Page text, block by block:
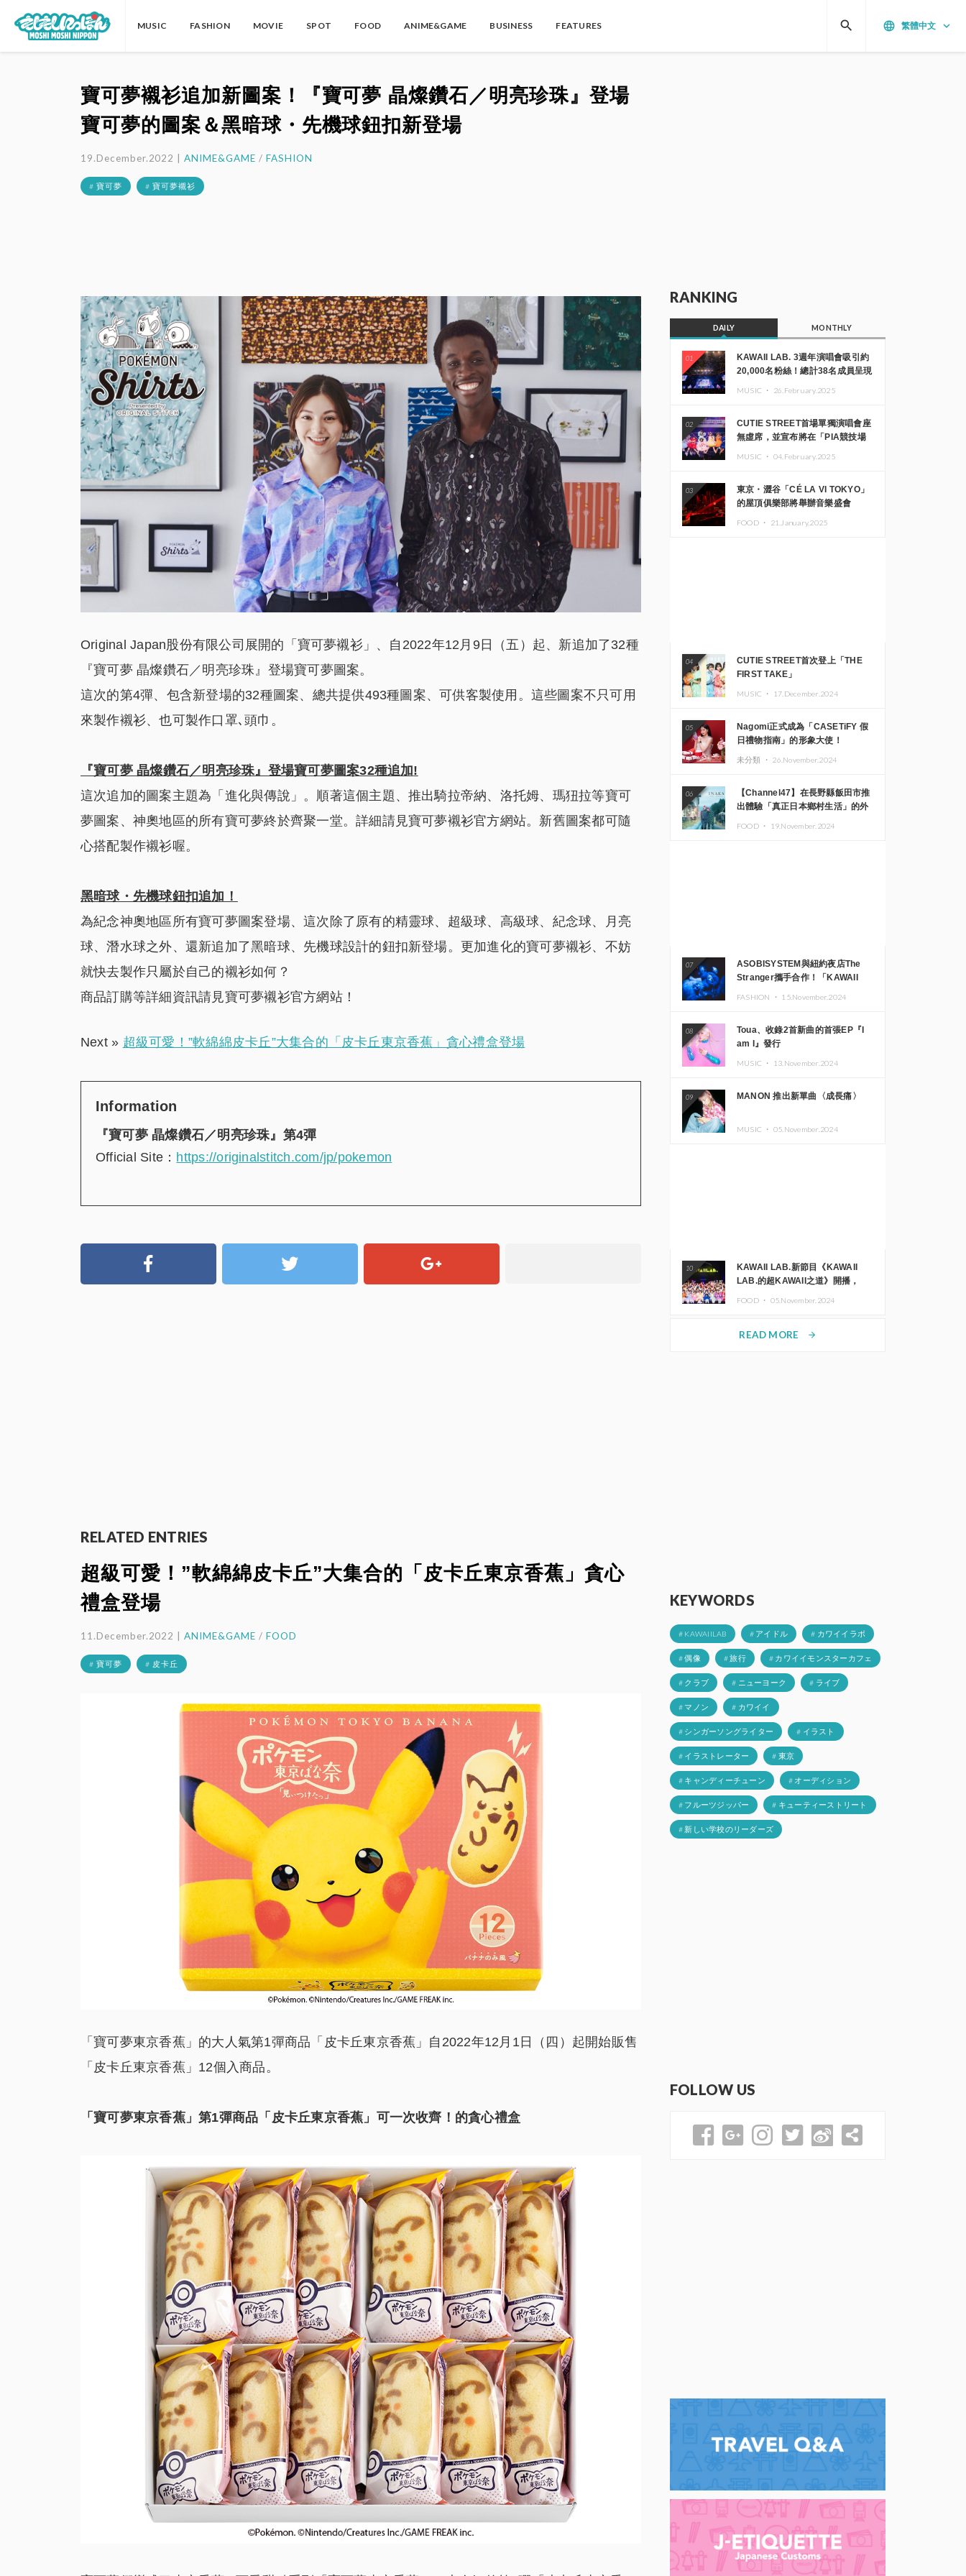
MUSIC FASHION MOVIE SPOT FOOD ANIME&GAME BUSINESS FEATURES language 繁體中文 keyboard_arrow_down
search
寶可夢襯衫追加新圖案！『寶可夢 晶燦鑽石／明亮珍珠』登場
寶可夢的圖案＆黑暗球・先機球鈕扣新登場
19.December.2022 |ANIME&GAME / FASHION
# 寶可夢 # 寶可夢襯衫
Original Japan股份有限公司展開的「寶可夢襯衫」、自2022年12月9日（五）起、新追加了32種
『寶可夢 晶燦鑽石／明亮珍珠』登場寶可夢圖案。
這次的第4彈、包含新登場的32種圖案、總共提供493種圖案、可供客製使用。這些圖案不只可用
來製作襯衫、也可製作口罩､頭巾。
『寶可夢 晶燦鑽石／明亮珍珠』登場寶可夢圖案32種追加!
這次追加的圖案主題為「進化與傳說」。順著這個主題、推出騎拉帝納、洛托姆、瑪狃拉等寶可
夢圖案、神奧地區的所有寶可夢終於齊聚一堂。詳細請見寶可夢襯衫官方網站。新舊圖案都可隨
心搭配製作襯衫喔。
黑暗球・先機球鈕扣追加！
為紀念神奧地區所有寶可夢圖案登場、這次除了原有的精靈球、超級球、高級球、紀念球、月亮
球、潛水球之外、還新追加了黑暗球、先機球設計的鈕扣新登場。更加進化的寶可夢襯衫、不妨
就快去製作只屬於自己的襯衫如何？
商品訂購等詳細資訊請見寶可夢襯衫官方網站！
Next » 超級可愛！”軟綿綿皮卡丘”大集合的「皮卡丘東京香蕉」貪心禮盒登場
Information
『寶可夢 晶燦鑽石／明亮珍珠』第4彈
Official Site： https://originalstitch.com/jp/pokemon
RELATED ENTRIES
超級可愛！”軟綿綿皮卡丘”大集合的「皮卡丘東京香蕉」貪心
禮盒登場
11.December.2022 |ANIME&GAME / FOOD
# 寶可夢 # 皮卡丘
「寶可夢東京香蕉」的大人氣第1彈商品「皮卡丘東京香蕉」自2022年12月1日（四）起開始販售
「皮卡丘東京香蕉」12個入商品。
「寶可夢東京香蕉」第1彈商品「皮卡丘東京香蕉」可一次收齊！的貪心禮盒
RANKING
DAILY MONTHLY
01
KAWAII LAB. 3週年演唱會吸引約
20,000名粉絲！總計38名成員呈現
MUSIC ・ 26.February.2025
02
CUTIE STREET首場單獨演唱會座
無虛席，並宣布將在「PIA競技場
MUSIC ・ 04.February.2025
03
東京・澀谷「CÉ LA VI TOKYO」
的屋頂俱樂部將舉辦音樂盛會
FOOD ・ 21.January.2025
04
CUTIE STREET首次登上「THE
FIRST TAKE」
MUSIC ・ 17.December.2024
05
Nagomi正式成為「CASETiFY 假
日禮物指南」的形象大使！
未分類 ・ 26.November.2024
06
【Channel47】在長野縣飯田市推
出體驗「真正日本鄉村生活」的外
FOOD ・ 19.November.2024
07
ASOBISYSTEM與紐約夜店The
Stranger攜手合作！「KAWAII
FASHION ・ 15.November.2024
08
Toua、收錄2首新曲的首張EP『I
am I』發行
MUSIC ・ 13.November.2024
09 MANON 推出新單曲〈成長痛〉
MUSIC ・ 05.November.2024
10
KAWAII LAB.新節目《KAWAII
LAB.的超KAWAII之道》開播，
FOOD ・ 05.November.2024
READ MORE arrow_forward
KEYWORDS
# KAWAIILAB # アイドル # カワイイラボ
# 偶像 # 旅行 # カワイイモンスターカフェ
# クラブ # ニューヨーク # ライブ
# マノン # カワイイ
# シンガーソングライター # イラスト
# イラストレーター # 東京
# キャンディーチューン # オーディション
# フルーツジッパー # キューティーストリート
# 新しい学校のリーダーズ
FOLLOW US